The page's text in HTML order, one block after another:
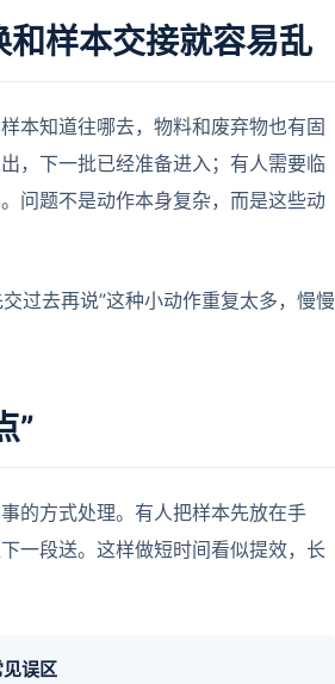
样本交接就容易乱
本知道往哪去，物料和废弃物也有固
，下一批已经准备进入；有人需要临
问题不是动作本身复杂，而是这些动
过去再说”这种小动作重复太多，慢慢
”
的方式处理。有人把样本先放在手
一段送。这样做短时间看似提效，长
见误区